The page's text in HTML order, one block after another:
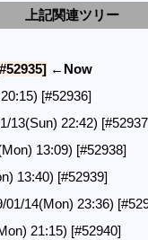
上記関連ツリー
←Now
[#52936]
13(Sun) 22:42)
13:09) [#52938]
13:40) [#52939]
14(Mon) 23:36)
21:15) [#52940]